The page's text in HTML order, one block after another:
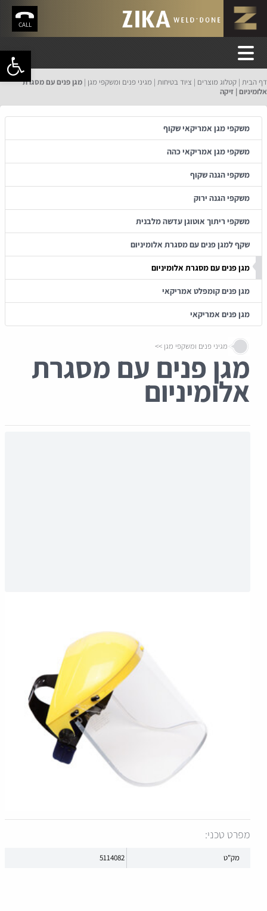
פתח
CALL
דף הבית קטלוג מוצרים ציוד בטיחות מגיני פנים ומשקפי מגן מגן פנים עם מסגרת
אלומיניום | זיקה
משקפי מגן אמריקאי שקוף
משקפי מגן אמריקאי כהה
משקפי הגנה שקוף
משקפי הגנה ירוק
משקפי ריתוך אוטוגן עדשה מלבנית
שקף למגן פנים עם מסגרת אלומיניום
מגן פנים עם מסגרת אלומיניום
מגן פנים קומפלט אמריקאי
מגן פנים אמריקאי
מגיני פנים ומשקפי מגן
מגן פנים עם מסגרת
אלומיניום
מפרט טכני:
מק"ט